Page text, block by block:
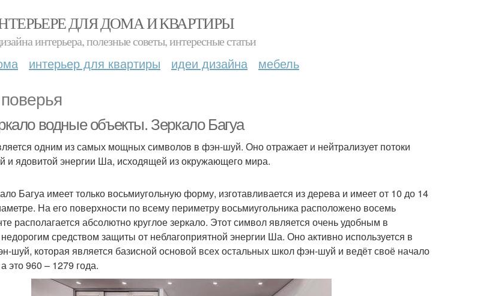
ДЛЯ ДОМА И КВАРТИРЫ
интерьера, полезные советы, интересные статьи
интерьер для квартиры идеи дизайна мебель
водные объекты. Зеркало Багуа
одним из самых мощных символов в фэн-шуй. Оно отражает и нейтрализует потоки
и ядовитой энергии Ша, исходящей из окружающего мира.
Багуа имеет только восьмиугольную форму, изготавливается из дерева и имеет от 10 до 14
На его поверхности по всему периметру восьмиугольника расположено восемь
располагается абсолютно круглое зеркало. Этот символ является очень удобным в
средством защиты от неблагоприятной энергии Ша. Оно активно используется в
шуй, которая является базисной основой всех остальных школ фэн-шуй и ведёт своё начало
это 960 – 1279 года.